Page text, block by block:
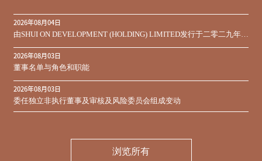
2026年08月04日
由SHUI ON DEVELOPMENT (HOLDING) LIMITED发行于二零二九年到
期之450,000,000美元9.75%优先票据之同意征求于届满期限前收到的
同意结果
2026年08月03日
董事名单与角色和职能
2026年08月03日
委任独立非执行董事及审核及风险委员会组成变动
浏览所有